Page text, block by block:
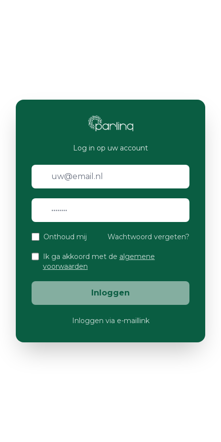
Log in op uw account
Onthoud mij Wachtwoord vergeten?
Ik ga akkoord met de algemene
voorwaarden
Inloggen
Inloggen via e-maillink